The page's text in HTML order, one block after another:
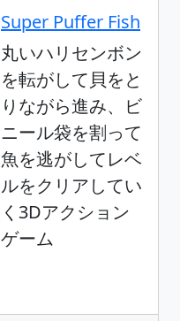
Super Puffer Fish
丸いハリセンボン
を転がして貝をと
りながら進み、ビ
ニール袋を割って
魚を逃がしてレベ
ルをクリアしてい
く3Dアクション
ゲーム